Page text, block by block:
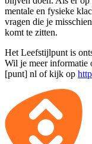
mentale en fysieke
vragen die je
komt te zitten.
Het Leefstijlpunt is
Wil je meer informatie
[punt] nl of kijk op